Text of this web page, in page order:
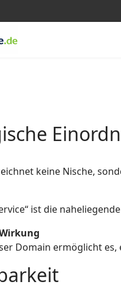
keine Nische,
ist die
Domain ermöglicht